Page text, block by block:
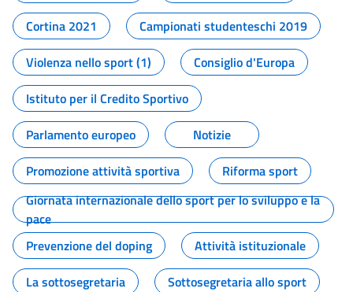
Cortina 2021
Campionati studenteschi 2019
Violenza nello sport (1)
Consiglio d'Europa
Istituto per il Credito Sportivo
Parlamento europeo
Notizie
Promozione attività sportiva
Riforma sport
Giornata internazionale dello sport per lo sviluppo e la
pace
Prevenzione del doping
Attività istituzionale
La sottosegretaria
Sottosegretaria allo sport